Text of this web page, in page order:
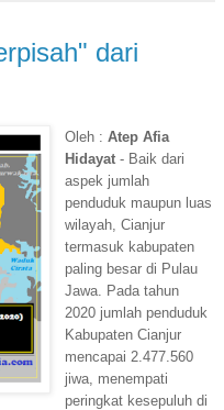
dari
Oleh : Atep Afia
Hidayat - Baik dari
aspek jumlah
penduduk maupun luas
wilayah, Cianjur
termasuk kabupaten
paling besar di Pulau
Jawa. Pada tahun
2020 jumlah penduduk
Kabupaten Cianjur
mencapai 2.477.560
jiwa, menempati
peringkat kesepuluh di